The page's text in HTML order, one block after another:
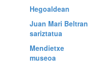
Hegoaldean
Juan Mari Beltran
sariztatua
Mendietxe
museoa